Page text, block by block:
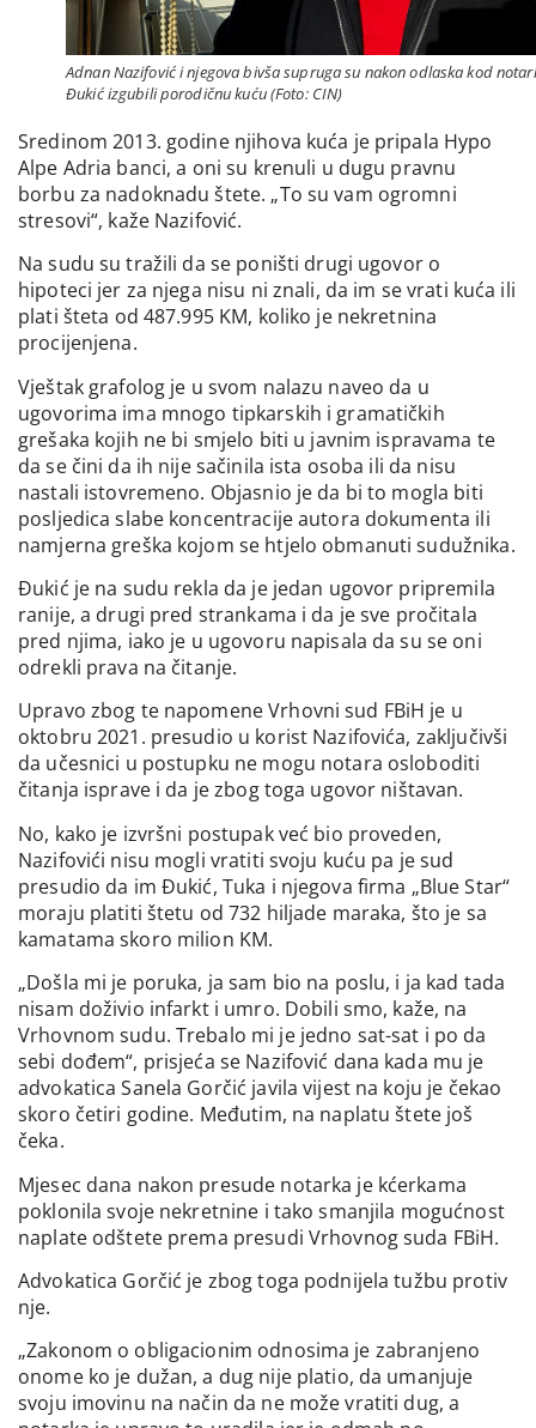
Adnan Nazifović i njegova bivša supruga su nakon odlaska kod
Đukić izgubili porodičnu kuću (Foto: CIN)
Sredinom 2013. godine njihova kuća je pripala Hypo
Alpe Adria banci, a oni su krenuli u dugu pravnu
borbu za nadoknadu štete. „To su vam ogromni
stresovi“, kaže Nazifović.
Na sudu su tražili da se poništi drugi ugovor o
hipoteci jer za njega nisu ni znali, da im se vrati kuća ili
plati šteta od 487.995 KM, koliko je nekretnina
procijenjena.
Vještak grafolog je u svom nalazu naveo da u
ugovorima ima mnogo tipkarskih i gramatičkih
grešaka kojih ne bi smjelo biti u javnim ispravama te
da se čini da ih nije sačinila ista osoba ili da nisu
nastali istovremeno. Objasnio je da bi to mogla biti
posljedica slabe koncentracije autora dokumenta ili
namjerna greška kojom se htjelo obmanuti sudužnika.
Đukić je na sudu rekla da je jedan ugovor pripremila
ranije, a drugi pred strankama i da je sve pročitala
pred njima, iako je u ugovoru napisala da su se oni
odrekli prava na čitanje.
Upravo zbog te napomene Vrhovni sud FBiH je u
oktobru 2021. presudio u korist Nazifovića, zaključivši
da učesnici u postupku ne mogu notara osloboditi
čitanja isprave i da je zbog toga ugovor ništavan.
No, kako je izvršni postupak već bio proveden,
Nazifovići nisu mogli vratiti svoju kuću pa je sud
presudio da im Đukić, Tuka i njegova firma „Blue Star“
moraju platiti štetu od 732 hiljade maraka, što je sa
kamatama skoro milion KM.
„Došla mi je poruka, ja sam bio na poslu, i ja kad tada
nisam doživio infarkt i umro. Dobili smo, kaže, na
Vrhovnom sudu. Trebalo mi je jedno sat-sat i po da
sebi dođem“, prisjeća se Nazifović dana kada mu je
advokatica Sanela Gorčić javila vijest na koju je čekao
skoro četiri godine. Međutim, na naplatu štete još
čeka.
Mjesec dana nakon presude notarka je kćerkama
poklonila svoje nekretnine i tako smanjila mogućnost
naplate odštete prema presudi Vrhovnog suda FBiH.
Advokatica Gorčić je zbog toga podnijela tužbu protiv
nje.
„Zakonom o obligacionim odnosima je zabranjeno
onome ko je dužan, a dug nije platio, da umanjuje
svoju imovinu na način da ne može vratiti dug, a